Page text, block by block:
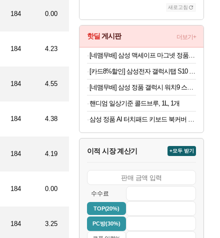
184 0.00
184 4.23
184 4.55
184 4.38
184 4.19
184 0.00
184 3.25
새로고침
핫딜 게시판 더보기+
핸디엄 일상기준 콜드브루, 1L, 1개
삼성 정품 AI 터치패드 키보드 북커버 케이스 그레이, 갤럭시 탭 S11 울트라
이적 시장 계산기 +모두 받기
수수료
TOP(20%)
PC방(30%)